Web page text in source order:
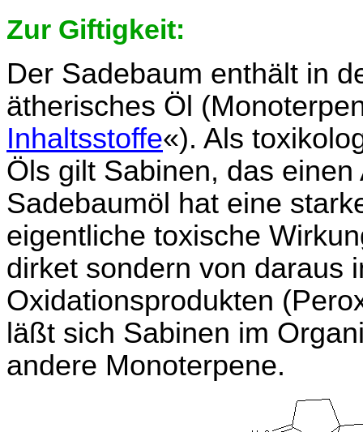
Zur Giftigkeit:
Der Sadebaum enthält in
ätherisches Öl
Inhaltsstoffe«). Als
Öls gilt Sabinen, das
Sadebaumöl hat eine
eigentliche toxische
dirket sondern von daraus
Oxidationsprodukten
läßt sich Sabinen im
andere Monoterpene.